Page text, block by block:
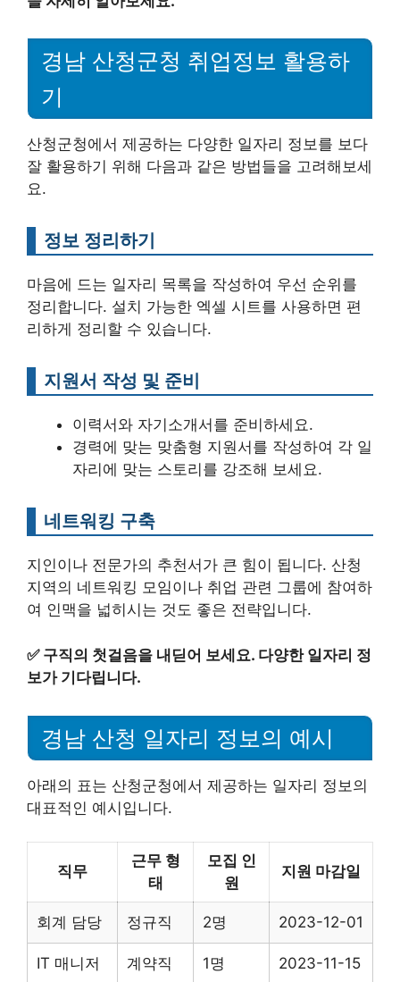
경남 산청군청 취업정보 활용하
기
산청군청에서 제공하는 다양한 일자리 정보를 보다
잘 활용하기 위해 다음과 같은 방법들을 고려해보세
요.
정보 정리하기
마음에 드는 일자리 목록을 작성하여 우선 순위를
정리합니다. 설치 가능한 엑셀 시트를 사용하면 편
리하게 정리할 수 있습니다.
지원서 작성 및 준비
이력서와 자기소개서를 준비하세요.
경력에 맞는 맞춤형 지원서를 작성하여 각 일
자리에 맞는 스토리를 강조해 보세요.
네트워킹 구축
지인이나 전문가의 추천서가 큰 힘이 됩니다. 산청
지역의 네트워킹 모임이나 취업 관련 그룹에 참여하
여 인맥을 넓히시는 것도 좋은 전략입니다.
✅ 구직의 첫걸음을 내딛어 보세요. 다양한 일자리 정
보가 기다립니다.
경남 산청 일자리 정보의 예시
아래의 표는 산청군청에서 제공하는 일자리 정보의
대표적인 예시입니다.
직무
근무 형
태
모집 인
원
지원 마감일
회계 담당 정규직 2명 2023-12-01
IT 매니저 계약직 1명 2023-11-15